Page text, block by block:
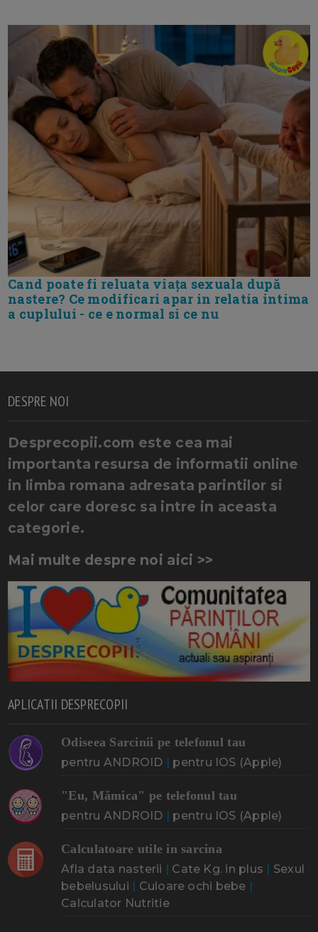
Cand poate fi reluata viața sexuala după
nastere? Ce modificari apar in relatia intima
a cuplului - ce e normal si ce nu
DESPRE NOI
Desprecopii.com este cea mai
importanta resursa de informatii online
in limba romana adresata parintilor si
celor care doresc sa intre in aceasta
categorie.
Mai multe despre noi aici >>
APLICATII DESPRECOPII
Odiseea Sarcinii pe telefonul tau
pentru ANDROID | pentru IOS (Apple)
"Eu, Mămica" pe telefonul tau
pentru ANDROID | pentru IOS (Apple)
Calculatoare utile in sarcina
Afla data nasterii | Cate Kg. in plus | Sexul
bebelusului | Culoare ochi bebe |
Calculator Nutritie